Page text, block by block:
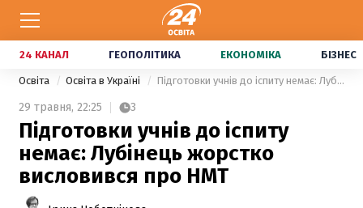
24 КАНАЛ ГЕОПОЛІТИКА ЕКОНОМІКА БІЗНЕС
Освіта Освіта в Україні Підготовки учнів до іспиту немає: Лубінець жорстко висловився про НМТ
29 травня, 22:25 3
Підготовки учнів до іспиту
немає: Лубінець жорстко
висловився про НМТ